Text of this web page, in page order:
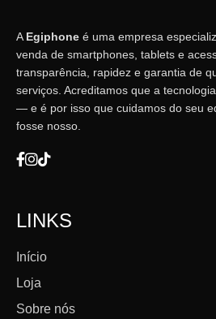
A Egiphone é uma empresa
venda de smartphones, tablets e
transparência, rapidez e garantia de
serviços. Acreditamos que a
— e é por isso que cuidamos do seu
fosse nosso.
LINKS
Início
Loja
Sobre nós